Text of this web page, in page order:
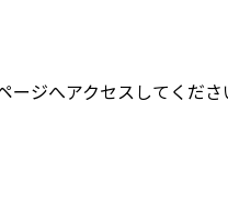
ジへアクセスしてくださ